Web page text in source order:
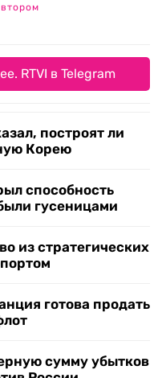
RTVI в Telegram
построят ли
Корею
способность
гусеницами
из стратегических
готова продать
сумму убытков